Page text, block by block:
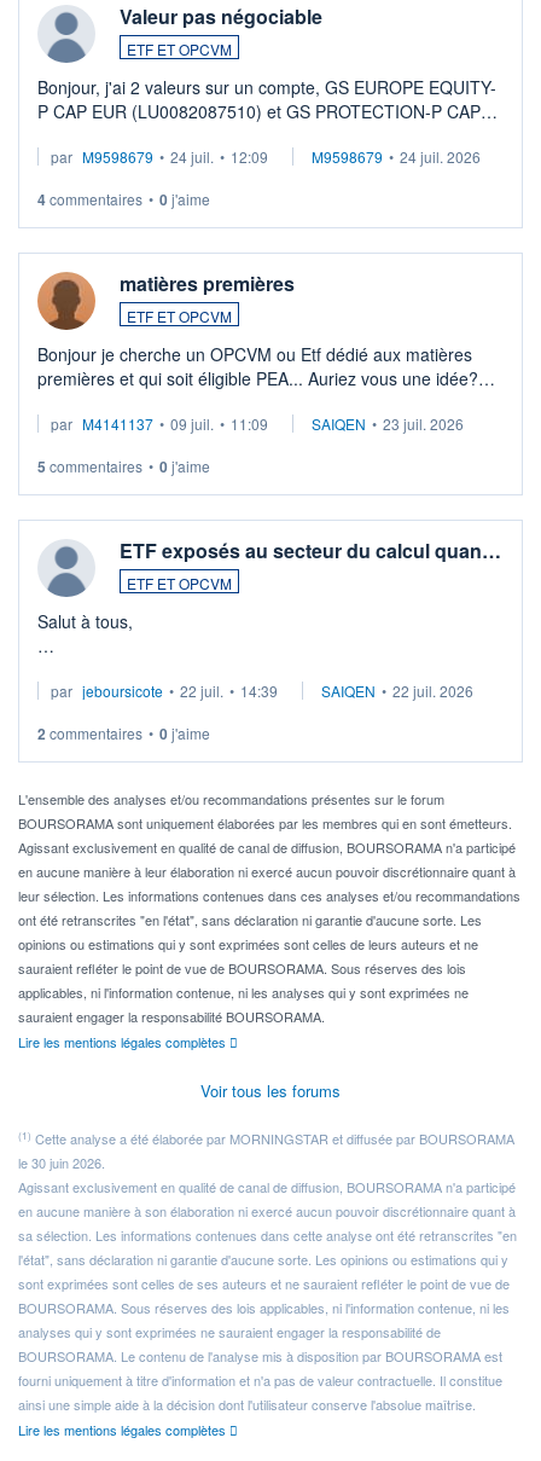
Valeur pas négociable
ETF ET OPCVM
Bonjour, j'ai 2 valeurs sur un compte, GS EUROPE EQUITY-
P CAP EUR (LU0082087510) et GS PROTECTION-P CAP
veux procéder à la vente, on me signale ...
par M9598679 • 24 juil. • 12:09 M9598679 • 24 juil. 2026
4commentaires • 0j'aime
matières premières
ETF ET OPCVM
Bonjour je cherche un OPCVM ou Etf dédié aux matières
premières et qui soit éligible PEA... Auriez vous une idée?
par M4141137 • 09 juil. • 11:09 SAIQEN • 23 juil. 2026
5 commentaires • 0j'aime
ETF exposés au secteur du calcul quan…
ETF ET OPCVM
Salut à tous,
via un ETF plutôt que des actions individuelles.
Idéalement, je voudrais qu'il soit éligible au PEA.
Pour l' ...
par jeboursicote • 22 juil. • 14:39 SAIQEN • 22 juil. 2026
2 commentaires • 0j'aime
L'ensemble des analyses et/ou recommandations présentes sur le forum
BOURSORAMA sont uniquement élaborées par les membres qui en sont émetteurs.
Agissant exclusivement en qualité de canal de diffusion, BOURSORAMA n'a participé
en aucune manière à leur élaboration ni exercé aucun pouvoir discrétionnaire quant à
leur sélection. Les informations contenues dans ces analyses et/ou recommandations
ont été retranscrites "en l'état", sans déclaration ni garantie d'aucune sorte. Les
opinions ou estimations qui y sont exprimées sont celles de leurs auteurs et ne
sauraient refléter le point de vue de BOURSORAMA. Sous réserves des lois
applicables, ni l'information contenue, ni les analyses qui y sont exprimées ne
sauraient engager la responsabilité BOURSORAMA.
Lire les mentions légales complètes
Voir tous les forums
(1) Cette analyse a été élaborée par MORNINGSTAR et diffusée par BOURSORAMA
le 30 juin 2026.
Agissant exclusivement en qualité de canal de diffusion, BOURSORAMA n'a participé
en aucune manière à son élaboration ni exercé aucun pouvoir discrétionnaire quant à
sa sélection. Les informations contenues dans cette analyse ont été retranscrites "en
l'état", sans déclaration ni garantie d'aucune sorte. Les opinions ou estimations qui y
sont exprimées sont celles de ses auteurs et ne sauraient refléter le point de vue de
BOURSORAMA. Sous réserves des lois applicables, ni l'information contenue, ni les
analyses qui y sont exprimées ne sauraient engager la responsabilité de
BOURSORAMA. Le contenu de l'analyse mis à disposition par BOURSORAMA est
fourni uniquement à titre d'information et n'a pas de valeur contractuelle. Il constitue
ainsi une simple aide à la décision dont l'utilisateur conserve l'absolue maîtrise.
Lire les mentions légales complètes